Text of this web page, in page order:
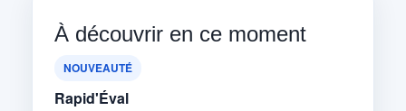
À découvrir en ce moment
NOUVEAUTÉ
Rapid'Éval